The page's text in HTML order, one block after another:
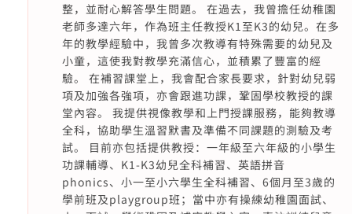
整，並耐心解答學生問題。 在過去，我曾擔任幼稚園
老師多達六年，作為班主任教授K1至K3的幼兒。在多
年的教學經驗中，我曾多次教導有特殊需要的幼兒及
小童，這使我對教學充滿信心，並積累了豐富的經
驗。 在補習課堂上，我會配合家長要求，針對幼兒弱
項及加強各強項，亦會跟進功課，鞏固學校教授的課
堂內容。 我提供視像教學和上門授課服務，能夠教導
全科，協助學生溫習默書及準備不同課題的測驗及考
試。 目前亦包括提供教授：一年級至六年級的小學生
功課輔導、K1-K3幼兒全科補習、英語拼音
phonics、小一至小六學生全科補習、6個月至3歲的
學前班及playgroup班；當中亦有操練幼稚園面試、